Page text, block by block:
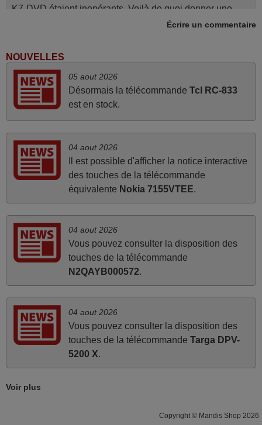
K7-DVD étaient inopérants. Voilà de quoi donner une
seconde vie à mes deux Panasonic haut de gamme des
Super Service
AUTRICHE
FRANCE
Concerne la télécommande de remplacement pour le
vidéo projecteur Wimius P20. Un avis provisoire avait été
émis car le délai de 24h était dépassé, néanmoins j'ai
reçu la télécommande au cours du 3ème jour ouvré,
compatible avec mon besoin. Concernant la
fonctionnalité de la télécommande, le produit tient sa
promesse. Le document permet de connaître facilement
directement utilisable moyennant l'insertion des 2 piles
Écrire un commentaire
NOUVELLES
05 aout 2026
Désormais la télécommande Tcl RC-833
est en stock.
04 aout 2026
Il est possible d'afficher la notice interactive
des touches de la télécommande
équivalente Nokia 7155VTEE.
04 aout 2026
Vous pouvez consulter la disposition des
touches de la télécommande
N2QAYB000572.
04 aout 2026
Vous pouvez consulter la disposition des
touches de la télécommande Targa DPV-
5200 X.
Voir plus
Copyright © Mandis Shop 2026